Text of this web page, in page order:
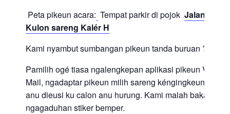
Peta pikeun acara: Tempat parkir di pojok Jalan ka-5
Kulon sareng Kalér H
Kami nyambut sumbangan pikeun tanda buruan ?
Pamilih ogé tiasa ngalengkepan aplikasi pikeun Vote-
Mail, ngadaptar pikeun milih sareng kéngingkeun
anu dieusi ku calon anu hurung. Kami malah bakal
ngagaduhan stiker bemper.